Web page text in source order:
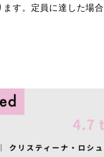
す。定員に達した場